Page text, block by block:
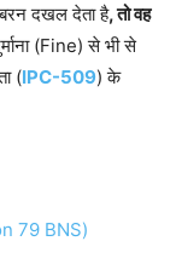
दखल देता है, तो वह
(Fine) से भी से
(IPC-509) के
79 BNS)